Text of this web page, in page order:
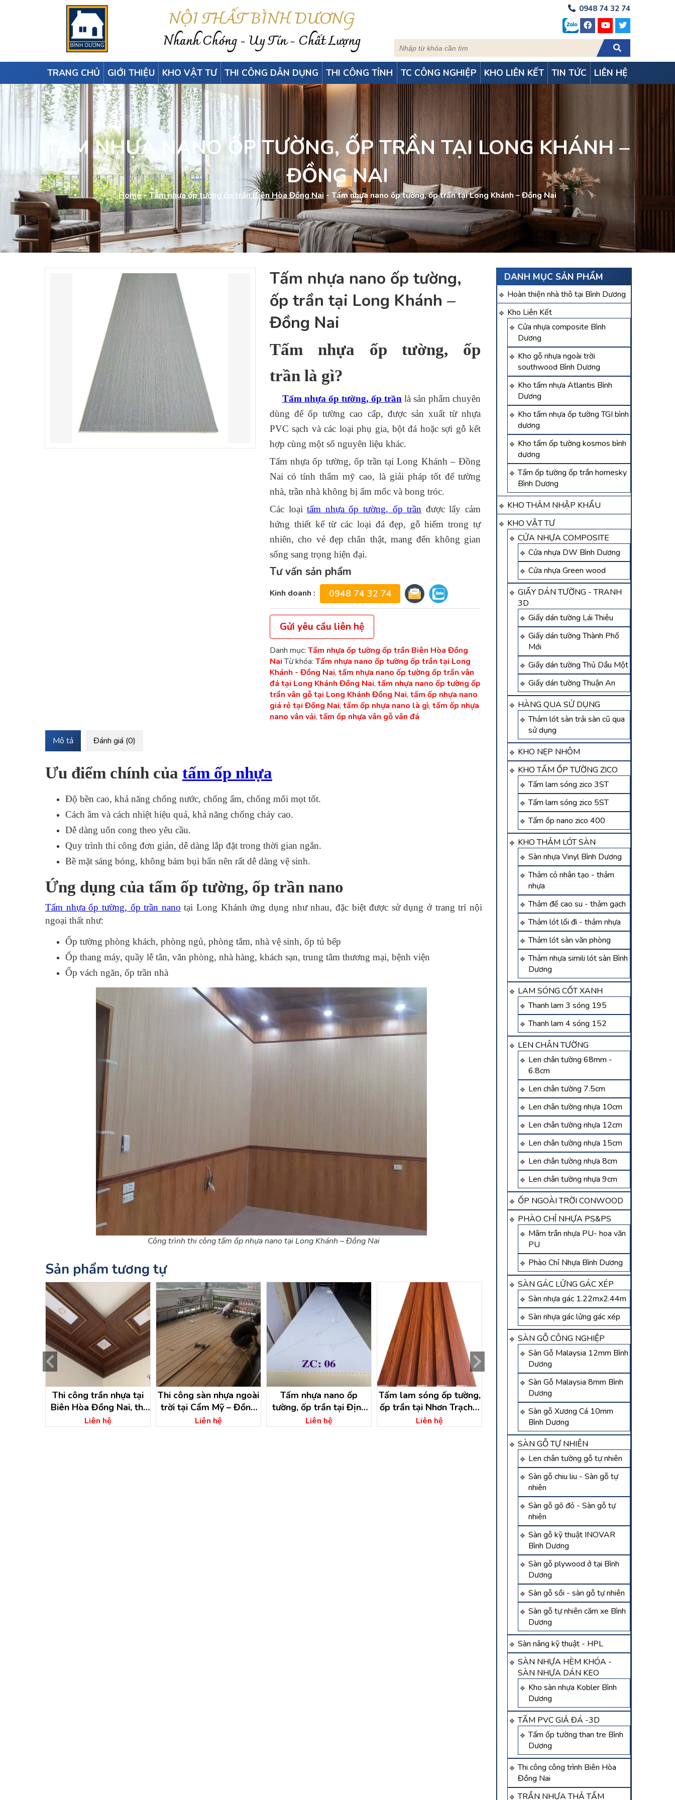
NỘI THẤT BÌNH DƯƠNG
Nhanh Chóng - Uy Tín - Chất Lượng
0948 74 32 74
TRANG CHỦ GIỚI THIỆU KHO VẬT TƯ THI CÔNG DÂN DỤNG THI CÔNG TỈNH TC CÔNG NGHIỆP KHO LIÊN KẾT TIN TỨC LIÊN HỆ
TẤM NHỰA NANO ỐP TƯỜNG, ỐP TRẦN TẠI LONG KHÁNH –
ĐỒNG NAI
Home-Tấm nhựa ốp tường ốp trần Biên Hòa Đồng Nai - Tấm nhựa nano ốp tường, ốp trần tại Long Khánh – Đồng Nai
DANH MỤC SẢN PHẨM
Hoàn thiện nhà thô tại Bình Dương
Kho Liên Kết
Cửa nhựa composite Bình
Dương
Kho gỗ nhựa ngoài trời
southwood Bình Dương
Kho tấm nhựa Atlantis Bình
Dương
Kho tấm nhựa ốp tường TGI bình
dương
Kho tấm ốp tường kosmos bình
dương
Tấm ốp tường ốp trần homesky
Bình Dương
KHO THẢM NHẬP KHẨU
KHO VẬT TƯ
CỬA NHỰA COMPOSITE
Cửa nhựa DW Bình Dương
Cửa nhựa Green wood
GIẤY DÁN TƯỜNG - TRANH
3D
Giấy dán tường Lái Thiêu
Giấy dán tường Thành Phố
Mới
Giấy dán tường Thủ Dầu Một
Giấy dán tường Thuận An
HÀNG QUA SỬ DỤNG
Thảm lót sàn trải sàn cũ qua
sử dụng
KHO NẸP NHÔM
KHO TẤM ỐP TƯỜNG ZICO
Tấm lam sóng zico 3ST
Tấm lam sóng zico 5ST
Tấm ốp nano zico 400
KHO THẢM LÓT SÀN
Sàn nhựa Vinyl Bình Dương
Thảm cỏ nhân tạo - thảm
nhựa
Thảm đế cao su - thảm gạch
Thảm lót lối đi - thảm nhựa
Thảm lót sàn văn phòng
Thảm nhựa simili lót sàn Bình
Dương
LAM SÓNG CỐT XANH
Thanh lam 3 sóng 195
Thanh lam 4 sóng 152
LEN CHÂN TƯỜNG
Len chân tường 68mm -
6.8cm
Len chân tường 7.5cm
Len chân tường nhựa 10cm
Len chân tường nhựa 12cm
Len chân tường nhựa 15cm
Len chân tường nhựa 8cm
Len chân tường nhựa 9cm
ỐP NGOÀI TRỜI CONWOOD
PHÀO CHỈ NHỰA PS&PS
Mâm trần nhựa PU- hoa văn
PU
Phào Chỉ Nhựa Bình Dương
SÀN GÁC LỬNG GÁC XÉP
Sàn nhựa gác 1.22mx2.44m
Sàn nhựa gác lửng gác xép
SÀN GỖ CÔNG NGHIỆP
Sàn Gỗ Malaysia 12mm Bình
Dương
Sàn Gỗ Malaysia 8mm Bình
Dương
Sàn gỗ Xương Cá 10mm
Bình Dương
SÀN GỖ TỰ NHIÊN
Len chân tường gỗ tự nhiên
Sàn gỗ chiu liu - Sàn gỗ tự
nhiên
Sàn gỗ gõ đỏ - Sàn gỗ tự
nhiên
Sàn gỗ kỹ thuật INOVAR
Bình Dương
Sàn gỗ plywood ở tại Bình
Dương
Sàn gỗ sồi - sàn gỗ tự nhiên
Sàn gỗ tự nhiên căm xe Bình
Dương
Sàn nâng kỹ thuật - HPL
SÀN NHỰA HÈM KHÓA -
SÀN NHỰA DÁN KEO
Kho sàn nhựa Kobler Bình
Dương
TẤM PVC GIẢ ĐÁ -3D
Tấm ốp tường than tre Bình
Dương
Thi công công trình Biên Hòa
Đồng Nai
TRẦN NHỰA THẢ TẤM
Tấm nhựa nano ốp tường,
ốp trần tại Long Khánh –
Đồng Nai
Tấm nhựa ốp tường, ốp
trần là gì?
Tấm nhựa ốp tường, ốp trần là sản phẩm chuyên
dùng để ốp tường cao cấp, được sản xuất từ nhựa
PVC sạch và các loại phụ gia, bột đá hoặc sợi gỗ kết
hợp cùng một số nguyên liệu khác.
Tấm nhựa ốp tường, ốp trần tại Long Khánh – Đồng
Nai có tính thẩm mỹ cao, là giải pháp tốt để tường
nhà, trần nhà không bị ẩm mốc và bong tróc.
Các loạitấm nhựa ốp tường, ốp trần được lấy cảm
hứng thiết kế từ các loại đá đẹp, gỗ hiếm trong tự
nhiên, cho vẻ đẹp chân thật, mang đến không gian
sống sang trọng hiện đại.
Tư vấn sản phẩm
Kinh doanh : 0948 74 32 74
Gửi yêu cầu liên hệ
Danh mục: Tấm nhựa ốp tường ốp trần Biên Hòa Đồng
Nai Từ khóa: Tấm nhựa nano ốp tường ốp trần tại Long
Khánh - Đồng Nai, tấm nhựa nano ốp tường ốp trần vân
đá tại Long Khánh Đồng Nai, tấm nhựa nano ốp tường ốp
trần vân gỗ tại Long Khánh Đồng Nai, tấm ốp nhựa nano
giá rẻ tại Đồng Nai, tấm ốp nhựa nano là gì, tấm ốp nhựa
nano vân vải, tấm ốp nhựa vân gỗ vân đá
Mô tả Đánh giá (0)
Ưu điểm chính của tấm ốp nhựa
Độ bền cao, khả năng chống nước, chống ẩm, chống mối mọt tốt.
Cách âm và cách nhiệt hiệu quả, khả năng chống cháy cao.
Dễ dàng uốn cong theo yêu cầu.
Quy trình thi công đơn giản, dễ dàng lắp đặt trong thời gian ngắn.
Bề mặt sáng bóng, không bám bụi bẩn nên rất dễ dàng vệ sinh.
Ứng dụng của tấm ốp tường, ốp trần nano
Tấm nhựa ốp tường, ốp trần nano tại Long Khánh ứng dụng như nhau, đặc biệt được sử dụng ở trang trí nội
ngoại thất như:
Ốp tường phòng khách, phòng ngủ, phòng tắm, nhà vệ sinh, ốp tủ bếp
Ốp thang máy, quầy lễ tân, văn phòng, nhà hàng, khách sạn, trung tâm thương mại, bệnh viện
Ốp vách ngăn, ốp trần nhà
Công trình thi công tấm ốp nhựa nano tại Long Khánh – Đồng Nai
Sản phẩm tương tự
Thi công trần nhựa tại
Biên Hòa Đồng Nai, thi
công trần nhựa biên hòa
Liên hệ
Thi công sàn nhựa ngoài
trời tại Cẩm Mỹ – Đồng
Nai
Liên hệ
Tấm nhựa nano ốp
tường, ốp trần tại Định
Quán – Đồng Nai
Liên hệ
Tấm lam sóng ốp tường,
ốp trần tại Nhơn Trạch –
Đồng Nai
Liên hệ
Sàn nhựa hèm khóa tại
Long Thành – Đồng Nai
Liên hệ
trời tại Long